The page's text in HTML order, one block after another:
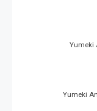
Yumeki
Yumeki